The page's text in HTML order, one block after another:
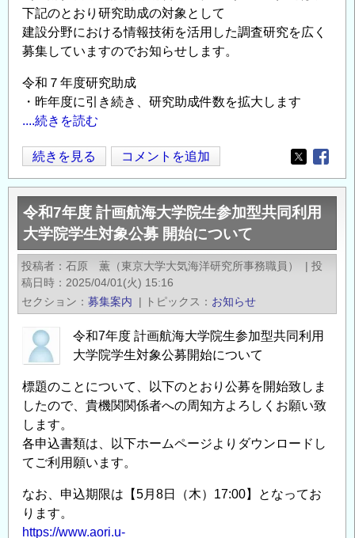
ン
タ
ー
若
手
研
者
活
動
支
援
制
度
助
金
募
集
の
お
知
ら
の
下記のとおり研究助成の対象として
建設分野における情報技術を活用した調査研究を広く
募集していますのでお知らせします。
令和７年度研究助成
・昨年度に引き続き、研究助成件数を拡大します
....続きを読む
令
和
7
年
度
日
本
建
設
情
報
合
セ
ン
タ
ー
研
究
助
続きを見る コメントを追加
Opens in
令和7年度 計画航海⼤学院⽣参加型共同利⽤
⼤学院学⽣対象公募 開始について
投稿者 石原 薫（東京大学大気海洋研究所事務職員） | 投
稿日時
2025/04/01(火) 15:16
セクション
募集案内 | トピックス お知らせ
令和7年度 計画航海⼤学院⽣参加型共同利⽤
⼤学院学⽣対象公募開始について
標題のことについて、以下のとおり公募を開始致しま
したので、貴機関関係者への周知⽅よろしくお願い致
します。
各申込書類は、以下ホームページよりダウンロードし
てご利⽤願います。
なお、申込期限は【5⽉8⽇（⽊）17:00】となってお
ります。
https://www.aori.u-